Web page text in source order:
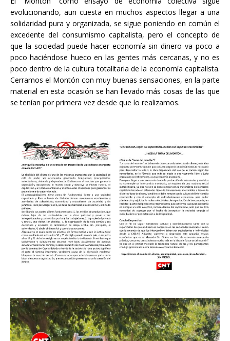
evolucionando, aun cuesta en muchos aspectos llegar a una
solidaridad pura y organizada, se sigue poniendo en común el
excedente del consumismo capitalista, pero el concepto de
que la sociedad puede hacer economía sin dinero va poco a
poco haciéndose hueco en las gentes más cercanas, y no es
poco dentro de la cultura totalitaria de la economía capitalista.
Cerramos el Montón con muy buenas sensaciones, en la parte
material en esta ocasión se han llevado más cosas de las que
se tenían por primera vez desde que lo realizamos.